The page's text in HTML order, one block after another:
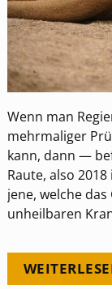
Wenn man
mehrmaliger
kann, dann —
Raute, also
jene, welche
unheilbaren